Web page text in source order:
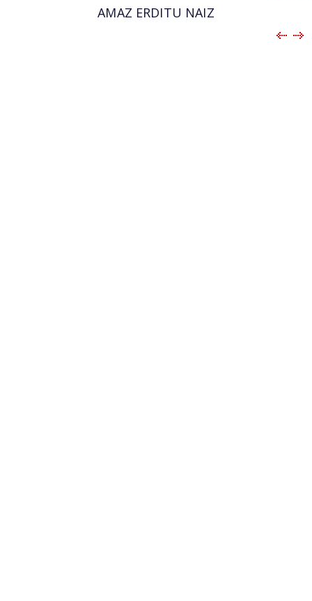
AMAZ ERDITU NAIZ